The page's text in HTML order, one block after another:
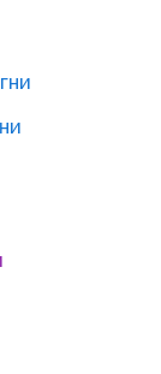
гни